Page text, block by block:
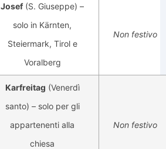
Josef(S. Giuseppe) –
solo in Kärnten,
Steiermark, Tirol e
Voralberg
Non festivo
Karfreitag (Venerdì
santo) – solo per gli
appartenenti alla
chiesa
Non festivo